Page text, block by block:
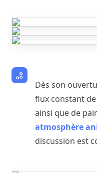
Dès son
flux constant
ainsi que de
atmosphère
discussion est